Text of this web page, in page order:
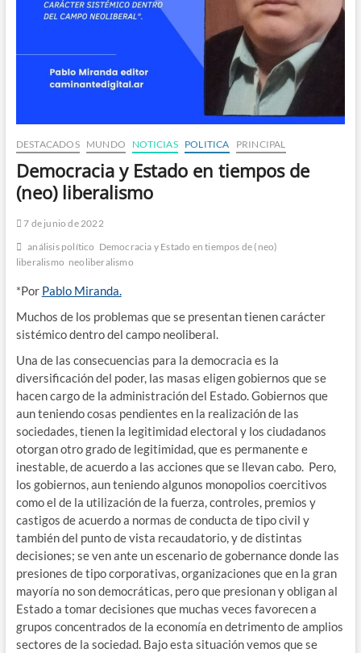
DESTACADOS MUNDO NOTICIAS POLITICA PRINCIPAL
Democracia y Estado en tiempos de
(neo) liberalismo
7 de junio de 2022
análisis político Democracia y Estado en tiempos de (neo)
liberalismo neoliberalismo
*Por Pablo Miranda.
Muchos de los problemas que se presentan tienen carácter
sistémico dentro del campo neoliberal.
Una de las consecuencias para la democracia es la
diversificación del poder, las masas eligen gobiernos que se
hacen cargo de la administración del Estado. Gobiernos que
aun teniendo cosas pendientes en la realización de las
sociedades, tienen la legitimidad electoral y los ciudadanos
otorgan otro grado de legitimidad, que es permanente e
inestable, de acuerdo a las acciones que se llevan cabo. Pero,
los gobiernos, aun teniendo algunos monopolios coercitivos
como el de la utilización de la fuerza, controles, premios y
castigos de acuerdo a normas de conducta de tipo civil y
también del punto de vista recaudatorio, y de distintas
decisiones; se ven ante un escenario de gobernance donde las
presiones de tipo corporativas, organizaciones que en la gran
mayoría no son democráticas, pero que presionan y obligan al
Estado a tomar decisiones que muchas veces favorecen a
grupos concentrados de la economía en detrimento de amplios
sectores de la sociedad. Bajo esta situación vemos que se